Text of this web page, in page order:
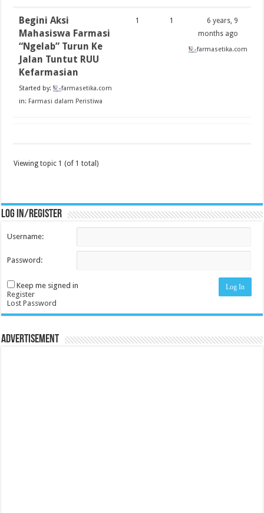
Begini Aksi
Mahasiswa Farmasi
“Ngelab” Turun Ke
Jalan Tuntut RUU
Kefarmasian
Started by:
farmasetika.com
in: Farmasi dalam Peristiwa
1 1
6 years, 9
months ago
farmasetika.com
Viewing topic 1 (of 1 total)
Log in/register
Username:
Password:
Keep me signed in Log In
Register
Lost Password
Advertisement